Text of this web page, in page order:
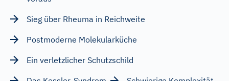
Sieg über Rheuma in Reichweite
Postmoderne Molekularküche
Ein verletzlicher Schutzschild